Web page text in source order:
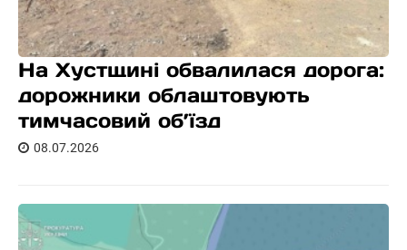
На Хустщині обвалилася дорога:
дорожники облаштовують
тимчасовий об’їзд
08.07.2026